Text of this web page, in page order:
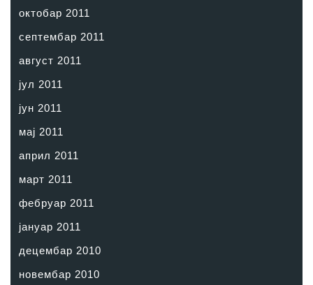
октобар 2011
септембар 2011
август 2011
јул 2011
јун 2011
мај 2011
април 2011
март 2011
фебруар 2011
јануар 2011
децембар 2010
новембар 2010